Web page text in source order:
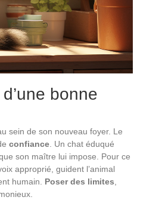
bonne
sein de son nouveau foyer. Le
confiance . Un chat éduqué
son maître lui impose. Pour ce
approprié, guident l’animal
humain. Poser des limites